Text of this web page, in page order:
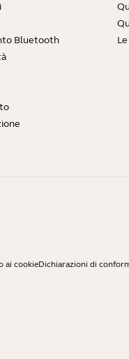
Bluetooth
ai cookieDichiarazioni di